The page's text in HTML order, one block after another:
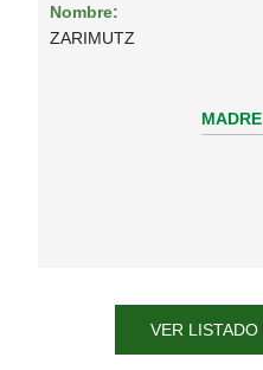
Nombre:
ZARIMUTZ
MADRE
VER